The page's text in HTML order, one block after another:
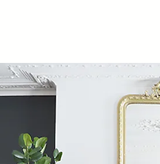
plafond
décoration Commencer